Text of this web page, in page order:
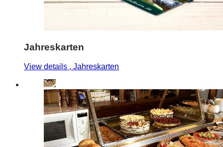
Jahreskarten
View details , Jahreskarten